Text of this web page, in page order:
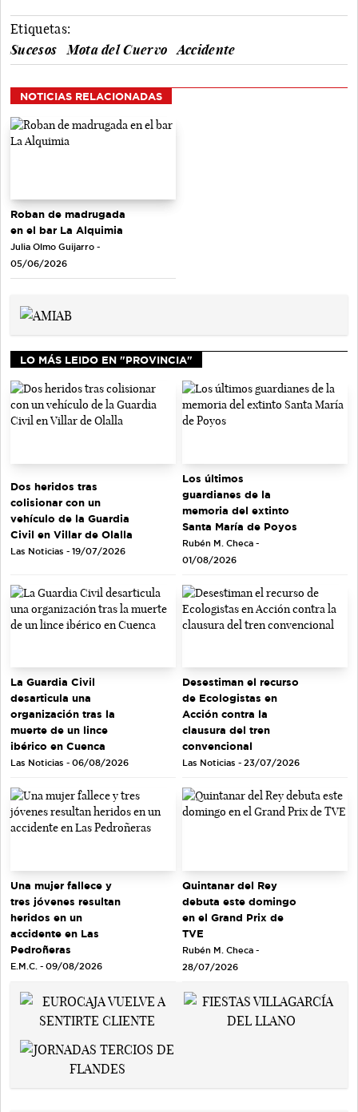
Etiquetas:
Sucesos
Mota del Cuervo Accidente
NOTICIAS RELACIONADAS
Roban de madrugada
en el bar La Alquimia
Julia Olmo Guijarro -
05/06/2026
LO MÁS LEIDO EN "PROVINCIA"
Dos heridos tras
colisionar con un
vehículo de la Guardia
Civil en Villar de Olalla
Las Noticias - 19/07/2026
Los últimos
guardianes de la
memoria del extinto
Santa María de Poyos
Rubén M. Checa -
01/08/2026
La Guardia Civil
desarticula una
organización tras la
muerte de un lince
ibérico en Cuenca
Las Noticias - 06/08/2026
Desestiman el recurso
de Ecologistas en
Acción contra la
clausura del tren
convencional
Las Noticias - 23/07/2026
Una mujer fallece y
tres jóvenes resultan
heridos en un
accidente en Las
Pedroñeras
E.M.C. - 09/08/2026
Quintanar del Rey
debuta este domingo
en el Grand Prix de
TVE
Rubén M. Checa -
28/07/2026